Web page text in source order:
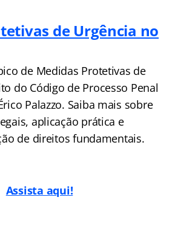
de Urgência no
de Medidas Protetivas de
do Código de Processo Penal
Palazzo. Saiba mais sobre
aplicação prática e
de direitos fundamentais.
Assista aqui!